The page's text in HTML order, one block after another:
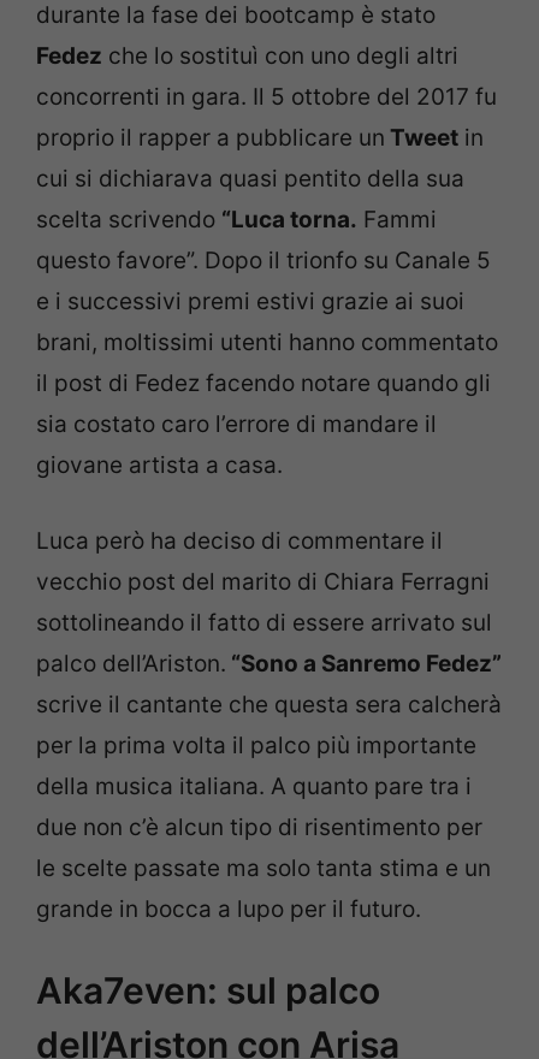
durante la fase dei bootcamp è stato
Fedez che lo sostituì con uno degli altri
concorrenti in gara. Il 5 ottobre del 2017 fu
proprio il rapper a pubblicare un Tweet in
cui si dichiarava quasi pentito della sua
scelta scrivendo “Luca torna. Fammi
questo favore”. Dopo il trionfo su Canale 5
e i successivi premi estivi grazie ai suoi
brani, moltissimi utenti hanno commentato
il post di Fedez facendo notare quando gli
sia costato caro l’errore di mandare il
giovane artista a casa.
Luca però ha deciso di commentare il
vecchio post del marito di Chiara Ferragni
sottolineando il fatto di essere arrivato sul
palco dell’Ariston. “Sono a Sanremo Fedez”
scrive il cantante che questa sera calcherà
per la prima volta il palco più importante
della musica italiana. A quanto pare tra i
due non c’è alcun tipo di risentimento per
le scelte passate ma solo tanta stima e un
grande in bocca a lupo per il futuro.
Aka7even: sul palco
dell’Ariston con Arisa